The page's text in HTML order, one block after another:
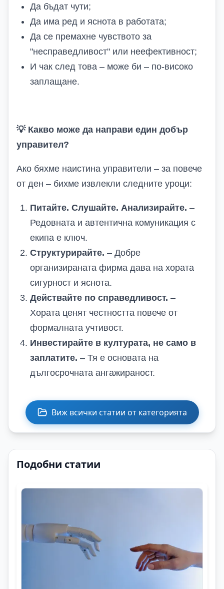
Да бъдат чути;
Да има ред и яснота в работата;
Да се премахне чувството за
"несправедливост" или неефективност;
И чак след това – може би – по-високо
заплащане.
💡Какво може да направи един добър
управител?
Ако бяхме наистина управители – за повече
от ден – бихме извлекли следните уроци:
Питайте. Слушайте. Анализирайте. –
Редовната и автентична комуникация с
екипа е ключ.
Структурирайте. – Добре
организираната фирма дава на хората
сигурност и яснота.
Действайте по справедливост. –
Хората ценят честността повече от
формалната учтивост.
Инвестирайте в културата, не само в
заплатите. – Тя е основата на
дългосрочната ангажираност.
Виж всички статии от категорията
Подобни статии